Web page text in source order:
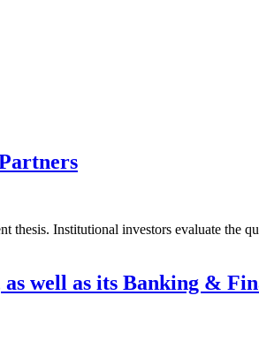
Institutional investors evaluate the
well as its Banking &